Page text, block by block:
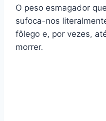
O peso esmagador
sufoca-nos
fôlego e, por vezes,
morrer.